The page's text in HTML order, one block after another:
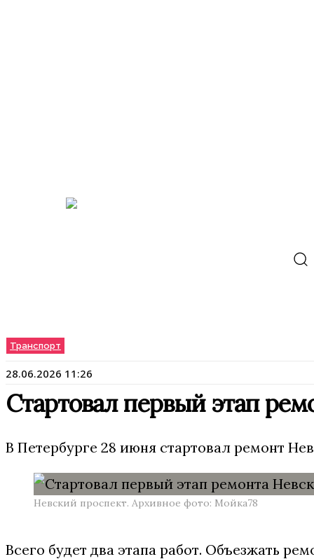
Транспорт
28.06.2026 11:26
Стартовал первый этап
В Петербурге 28 июня стартовал ремонт
Невский проспект. Архивное фото: Мойка78
Всего будет два этапа работ. Объезжать